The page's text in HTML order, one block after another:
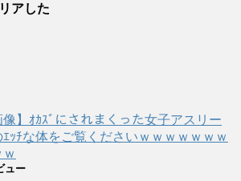
アした
像】ｵｶｽﾞにされまくった女子アスリー
ｴｯﾁな体をご覧くださいｗｗｗｗｗｗｗ
ｗ
ュー